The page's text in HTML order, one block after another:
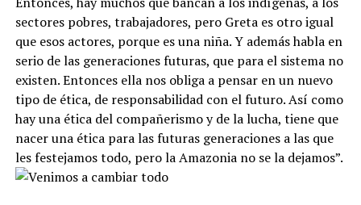
sectores pobres, trabajadores, pero Greta es otro igual
que esos actores, porque es una niña. Y además habla en
serio de las generaciones futuras, que para el sistema no
existen. Entonces ella nos obliga a pensar en un nuevo
tipo de ética, de responsabilidad con el futuro. Así como
hay una ética del compañerismo y de la lucha, tiene que
nacer una ética para las futuras generaciones a las que
les festejamos todo, pero la Amazonia no se la dejamos”.